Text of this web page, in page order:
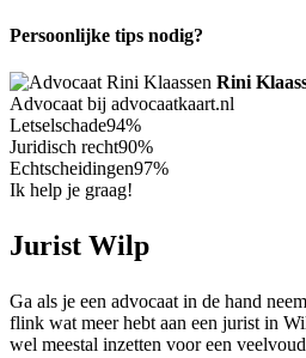
Persoonlijke tips nodig?
Rini
Advocaat bij advocaatkaart.nl
Letselschade94%
Juridisch recht90%
Echtscheidingen97%
Ik help je graag!
Jurist Wilp
Ga als je een advocaat in de hand
flink wat meer hebt aan een jurist in
wel meestal inzetten voor een